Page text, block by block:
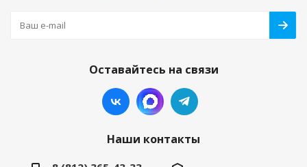
Оставайтесь на связи
Наши контакты